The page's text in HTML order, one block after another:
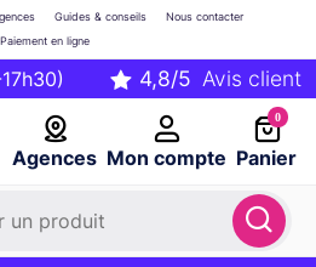
Agences Mon compte
Guides & conseils
Nous contacter
Paiement en ligne
0
Panier